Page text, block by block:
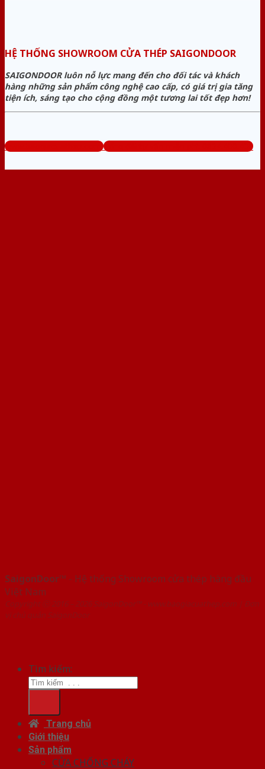
HỆ THỐNG SHOWROOM CỬA THÉP SAIGONDOOR
SAIGONDOOR luôn nỗ lực mang đến cho đối tác và khách
hàng những sản phẩm công nghệ cao cấp, có giá trị gia tăng
tiện ích, sáng tạo cho cộng đồng một tương lai tốt đẹp hơn!
www.baogiacuathep.com Tổng đài tư vấn miễn phí: 0824.400.400
SaigonDoor™ - Hệ thống Showroom cửa thép hàng đầu
Việt Nam
Copyright ⓒ 2016 – 2026 SaigonDoor™ - www.baogiacuathep.com | Đơn
vị chủ quản SaigonDoor
Tìm kiếm:
Trang chủ
Giới thiệu
Sản phẩm
CỬA CHỐNG CHÁY